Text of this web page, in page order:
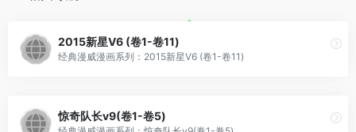
2015新星V6 (卷1-卷11)
经典漫威漫画系列：2015新星V6 (卷1-卷11)
惊奇队长v9(卷1-卷5)